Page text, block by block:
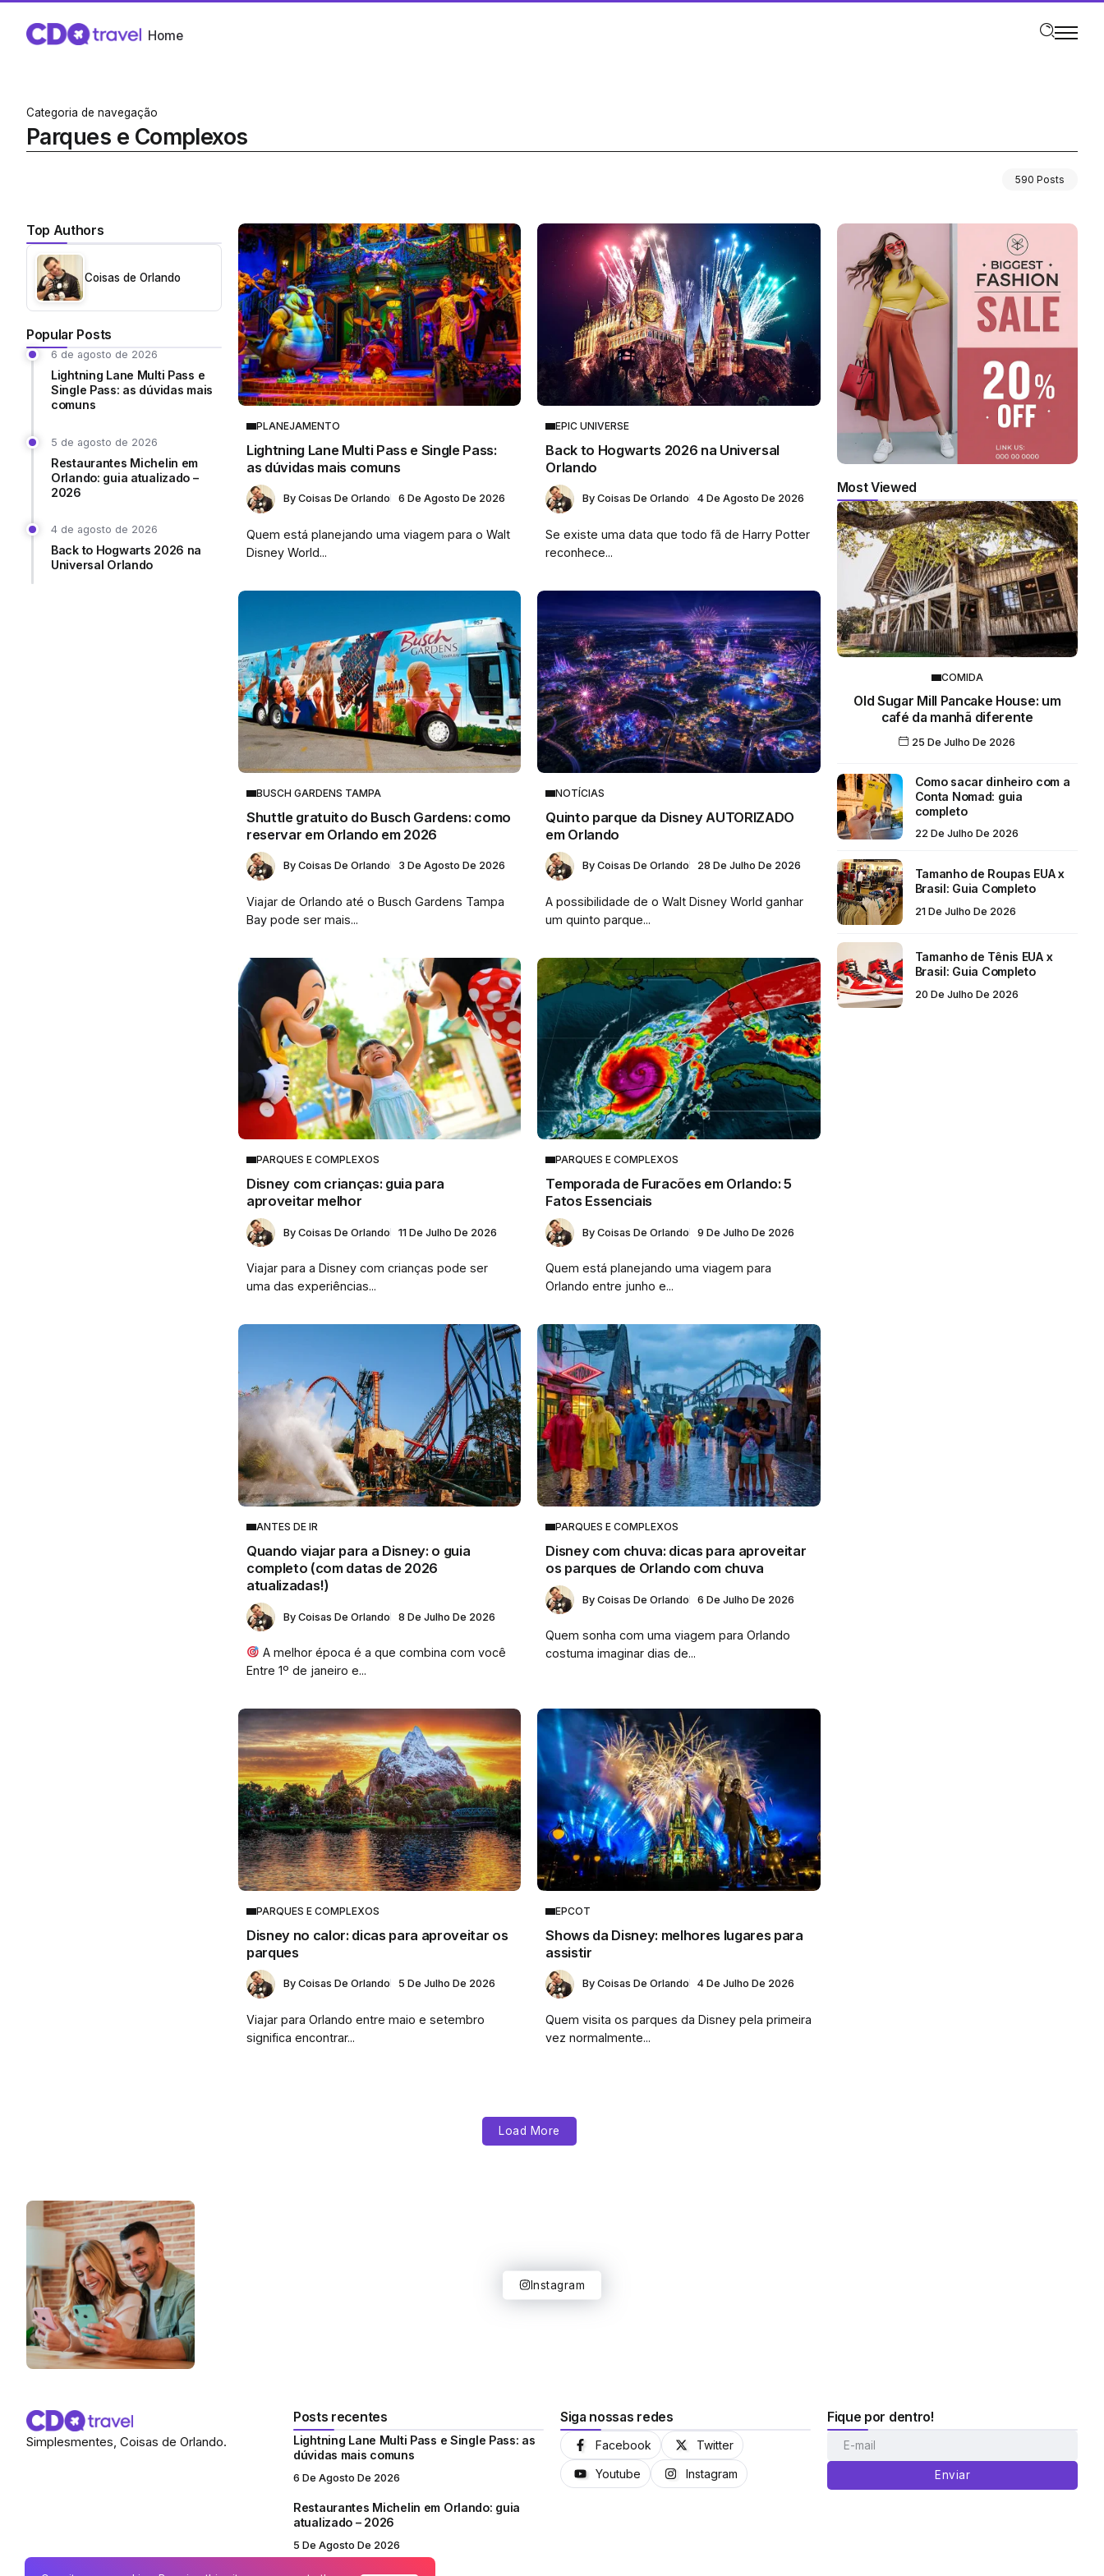
Home
Categoria de navegação
Parques e Complexos
590 Posts
Top Authors
Coisas de Orlando
Popular Posts
6 de agosto de 2026
Lightning Lane Multi Pass e
Single Pass: as dúvidas mais
comuns
5 de agosto de 2026
Restaurantes Michelin em
Orlando: guia atualizado –
2026
4 de agosto de 2026
Back to Hogwarts 2026 na
Universal Orlando
PLANEJAMENTO
Lightning Lane Multi Pass e Single Pass:
as dúvidas mais comuns
By Coisas De Orlando 6 De Agosto De 2026
Quem está planejando uma viagem para o Walt
Disney World...
EPIC UNIVERSE
Back to Hogwarts 2026 na Universal
Orlando
By Coisas De Orlando 4 De Agosto De 2026
Se existe uma data que todo fã de Harry Potter
reconhece...
BUSCH GARDENS TAMPA
Shuttle gratuito do Busch Gardens: como
reservar em Orlando em 2026
By Coisas De Orlando 3 De Agosto De 2026
Viajar de Orlando até o Busch Gardens Tampa
Bay pode ser mais...
NOTÍCIAS
Quinto parque da Disney AUTORIZADO
em Orlando
By Coisas De Orlando 28 De Julho De 2026
A possibilidade de o Walt Disney World ganhar
um quinto parque...
PARQUES E COMPLEXOS
Disney com crianças: guia para
aproveitar melhor
By Coisas De Orlando 11 De Julho De 2026
Viajar para a Disney com crianças pode ser
uma das experiências...
PARQUES E COMPLEXOS
Temporada de Furacões em Orlando: 5
Fatos Essenciais
By Coisas De Orlando 9 De Julho De 2026
Quem está planejando uma viagem para
Orlando entre junho e...
ANTES DE IR
Quando viajar para a Disney: o guia
completo (com datas de 2026
atualizadas!)
By Coisas De Orlando 8 De Julho De 2026
A melhor época é a que combina com você
Entre 1º de janeiro e...
PARQUES E COMPLEXOS
Disney com chuva: dicas para aproveitar
os parques de Orlando com chuva
By Coisas De Orlando 6 De Julho De 2026
Quem sonha com uma viagem para Orlando
costuma imaginar dias de...
PARQUES E COMPLEXOS
Disney no calor: dicas para aproveitar os
parques
By Coisas De Orlando 5 De Julho De 2026
Viajar para Orlando entre maio e setembro
significa encontrar...
EPCOT
Shows da Disney: melhores lugares para
assistir
By Coisas De Orlando 4 De Julho De 2026
Quem visita os parques da Disney pela primeira
vez normalmente...
Load More
Most Viewed
COMIDA
Old Sugar Mill Pancake House: um
café da manhã diferente
25 De Julho De 2026
Como sacar dinheiro com a
Conta Nomad: guia
completo
22 De Julho De 2026
Tamanho de Roupas EUA x
Brasil: Guia Completo
21 De Julho De 2026
Tamanho de Tênis EUA x
Brasil: Guia Completo
20 De Julho De 2026
Instagram
Simplesmentes, Coisas de Orlando.
Posts recentes
Lightning Lane Multi Pass e Single Pass: as
dúvidas mais comuns
6 De Agosto De 2026
Restaurantes Michelin em Orlando: guia
atualizado – 2026
5 De Agosto De 2026
Siga nossas redes
Facebook Twitter
Youtube Instagram
Fique por dentro!
Enviar